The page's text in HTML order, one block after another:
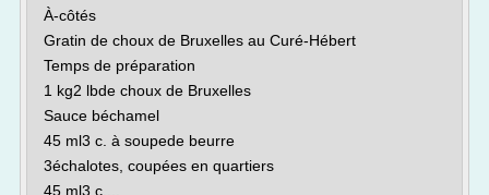
À-côtés
Gratin de choux de Bruxelles au Curé-Hébert
Temps de préparation
1 kg2 lbde choux de Bruxelles
Sauce béchamel
45 ml3 c. à soupede beurre
3échalotes, coupées en quartiers
45 ml3 c....